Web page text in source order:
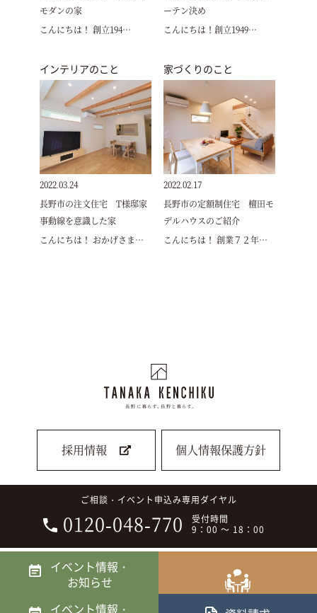
モダンの家
こんにちは！ 創立194…
ーテン決め
こんにちは！創立1949…
インテリアのこと
2022.03.24
長野市の注文住宅 T様邸家
事動線を意識した家
こんにちは！ おかげさま…
家づくりのこと
2022.02.17
長野市の定額制住宅 檀田モ
デルハウスのご紹介
こんにちは！ 創業７２年…
イベント情報・
お知らせ
イベント情報・
採用情報 個人情報保護方針
ご相談・イベント申込み専用ダイヤル
0120-048-770
受付時間
9：00 ～ 18：00
Copyright © 2022 田中建築株式会社 All Rights Reserved.